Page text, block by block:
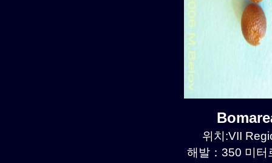
위치:VII
해발：350 미터